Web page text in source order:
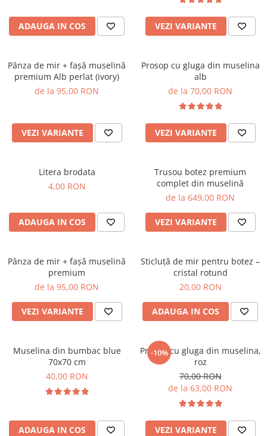
ADAUGA IN COS VEZI VARIANTE
Pânza de mir + fașă muselină
premium Alb perlat (ivory)
de la 95,00 RON
VEZI VARIANTE
Prosop cu gluga din muselina
alb
de la 70,00 RON
VEZI VARIANTE
Litera brodata
4,00 RON
ADAUGA IN COS
Trusou botez premium
complet din muselină
de la 649,00 RON
VEZI VARIANTE
Pânza de mir + fașă muselină
premium
de la 95,00 RON
VEZI VARIANTE
Sticluță de mir pentru botez –
cristal rotund
20,00 RON
ADAUGA IN COS
Muselina din bumbac blue
70x70 cm
40,00 RON
ADAUGA IN COS
-10%
Prosop cu gluga din muselina,
roz
70,00 RON
de la 63,00 RON
VEZI VARIANTE